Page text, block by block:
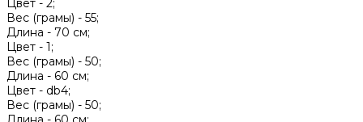
Вес (грамы) - 55;
Длина - 70 см;
Цвет - 1;
Вес (грамы) - 50;
Длина - 60 см;
Цвет - db4;
Вес (грамы) - 50;